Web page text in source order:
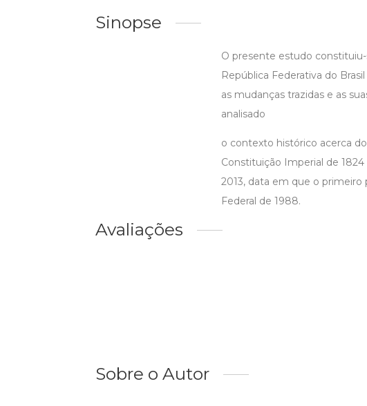
Sinopse
O presente estudo
República Federativa do
as mudanças trazidas e as
analisado
o contexto histórico acerca
Constituição Imperial de
2013, data em que o primeiro
Federal de 1988.
Avaliações
Sobre o Autor